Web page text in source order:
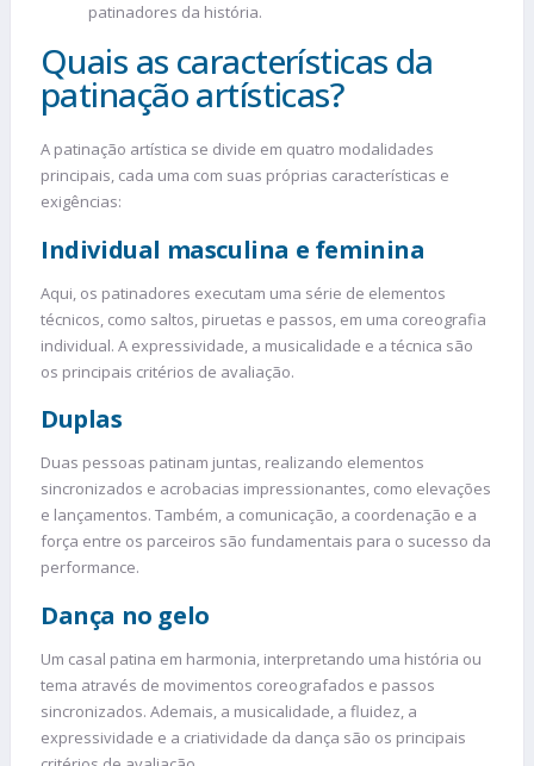
patinadores da história.
Quais as características da
patinação artísticas?
A patinação artística se divide em quatro modalidades
principais, cada uma com suas próprias características e
exigências:
Individual masculina e feminina
Aqui, os patinadores executam uma série de elementos
técnicos, como saltos, piruetas e passos, em uma coreografia
individual. A expressividade, a musicalidade e a técnica são
os principais critérios de avaliação.
Duplas
Duas pessoas patinam juntas, realizando elementos
sincronizados e acrobacias impressionantes, como elevações
e lançamentos. Também, a comunicação, a coordenação e a
força entre os parceiros são fundamentais para o sucesso da
performance.
Dança no gelo
Um casal patina em harmonia, interpretando uma história ou
tema através de movimentos coreografados e passos
sincronizados. Ademais, a musicalidade, a fluidez, a
expressividade e a criatividade da dança são os principais